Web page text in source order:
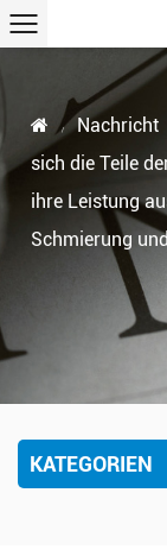
/ Nachricht
sich die Teile
ihre Leistung
Schmierung
KATEGORIEN